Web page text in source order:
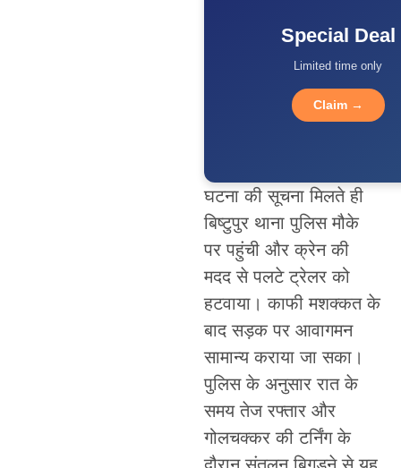
Special Deal
Limited time only
Claim →
घटना की सूचना मिलते ही
बिष्टुपुर थाना पुलिस मौके
पर पहुंची और क्रेन की
मदद से पलटे ट्रेलर को
हटवाया। काफी मशक्कत के
बाद सड़क पर आवागमन
सामान्य कराया जा सका।
पुलिस के अनुसार रात के
समय तेज रफ्तार और
गोलचक्कर की टर्निंग के